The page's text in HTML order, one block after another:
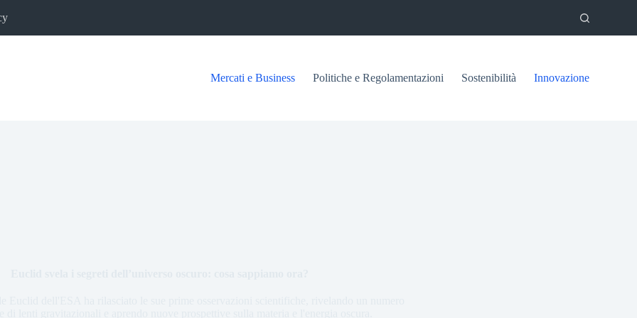
Mercati e Business Politiche e Regolamentazioni Sostenibilità Innovazione